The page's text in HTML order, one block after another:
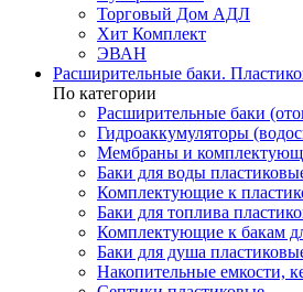
Торговый Дом АДЛ
Хит Комплект
ЭВАН
Расширительные баки.
По категории
Расширительные баки
Гидроаккумуляторы
Мембраны и
Баки для воды
Комплектующие к
Баки для топлива
Комплектующие к бакам
Баки для душа
Накопительные емкости,